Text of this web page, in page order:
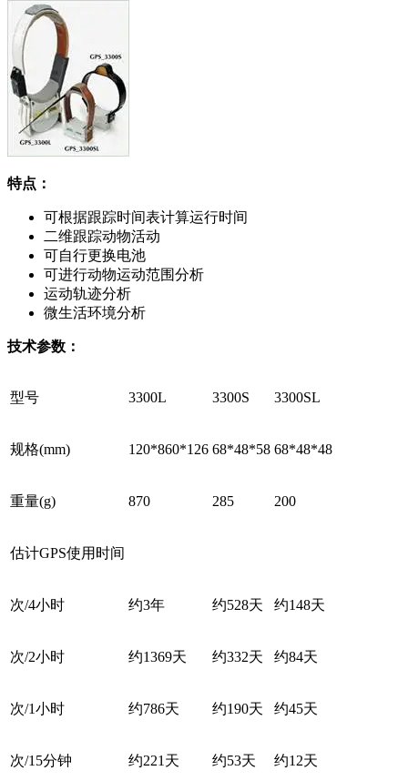
特点：
可根据跟踪时间表计算运行时间
二维跟踪动物活动
可自行更换电池
可进行动物运动范围分析
运动轨迹分析
微生活环境分析
技术参数：
型号 3300L 3300S 3300SL
规格(mm) 120*860*126 68*48*58 68*48*48
重量(g) 870 285 200
估计GPS使用时间
次/4小时 约3年 约528天 约148天
次/2小时 约1369天 约332天 约84天
次/1小时 约786天 约190天 约45天
次/15分钟 约221天 约53天 约12天